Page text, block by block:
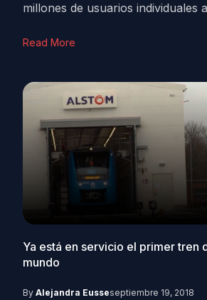
millones de usuarios individuales
Read More
Ya está en servicio el primer tren
mundo
By Alejandra Eusseseptiembre 19, 2018